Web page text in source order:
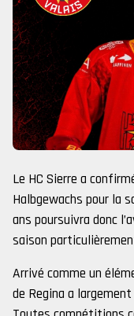
Le HC Sierre a
Halbgewachs pour la
ans poursuivra donc
saison
Arrivé comme un
de Regina a